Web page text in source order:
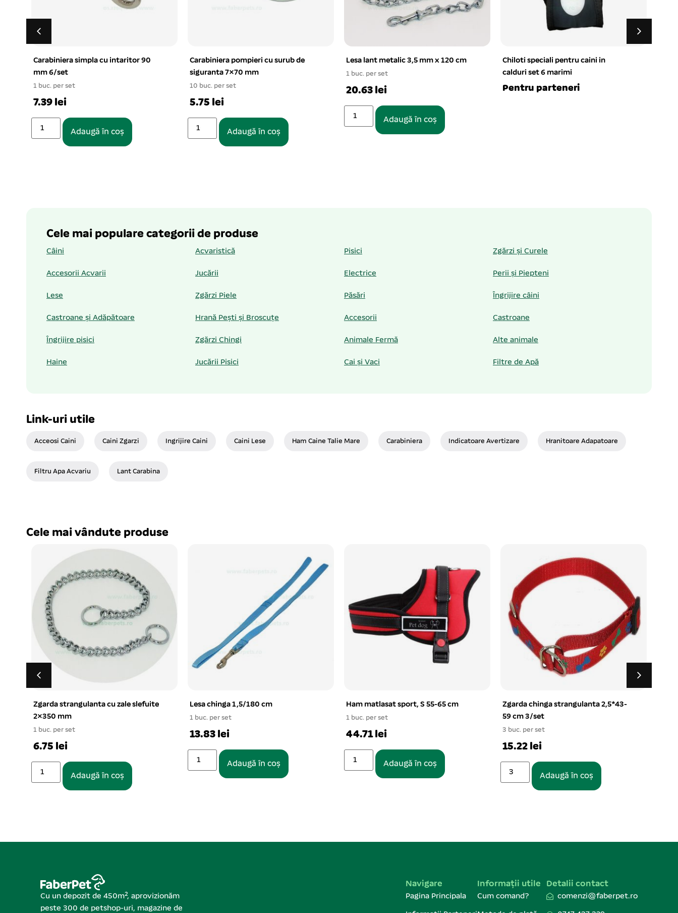
Carabiniera simpla cu intaritor 90
mm 6/set
1 buc. per set
7.39 lei
Adaugă în coș
Carabiniera pompieri cu surub de
siguranta 7×70 mm
10 buc. per set
5.75 lei
Adaugă în coș
Lesa lant metalic 3,5 mm x 120 cm
1 buc. per set
20.63 lei
Adaugă în coș
Chiloti speciali pentru caini in
calduri set 6 marimi
Pentru parteneri
Cele mai populare categorii de produse
Câini Acvaristică Pisici Zgărzi și Curele
Accesorii Acvarii Jucării Electrice Perii și Piepteni
Lese Zgărzi Piele Păsări Îngrijire câini
Castroane și Adăpătoare Hrană Pești și Broscuțe Accesorii Castroane
Îngrijire pisici Zgărzi Chingi Animale Fermă Alte animale
Haine Jucării Pisici Cai și Vaci Filtre de Apă
Link-uri utile
Acceosi Caini Caini Zgarzi Ingrijire Caini Caini Lese Ham Caine Talie Mare Carabiniera Indicatoare Avertizare Hranitoare Adapatoare
Filtru Apa Acvariu Lant Carabina
Cele mai vândute produse
Zgarda strangulanta cu zale slefuite
2×350 mm
1 buc. per set
6.75 lei
Adaugă în coș
Lesa chinga 1,5/180 cm
1 buc. per set
13.83 lei
Adaugă în coș
Ham matlasat sport, S 55-65 cm
1 buc. per set
44.71 lei
Adaugă în coș
Zgarda chinga strangulanta 2,5*43-
59 cm 3/set
3 buc. per set
15.22 lei
Adaugă în coș
Cu un depozit de 450m², aprovizionăm
peste 300 de petshop-uri, magazine de
Navigare
Pagina Principala
Informații utile
Cum comand?
Detalii contact
comenzi@faberpet.ro